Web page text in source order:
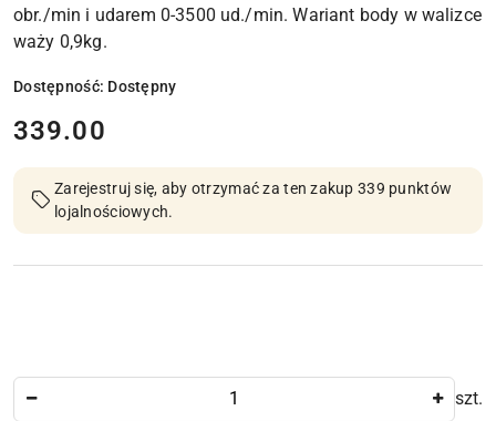
obr./min i udarem 0-3500 ud./min. Wariant body w walizce
waży 0,9kg.
Dostępność: Dostępny
cena:
339.00
Zarejestruj się, aby otrzymać za ten zakup 339 punktów
lojalnościowych.
szt.